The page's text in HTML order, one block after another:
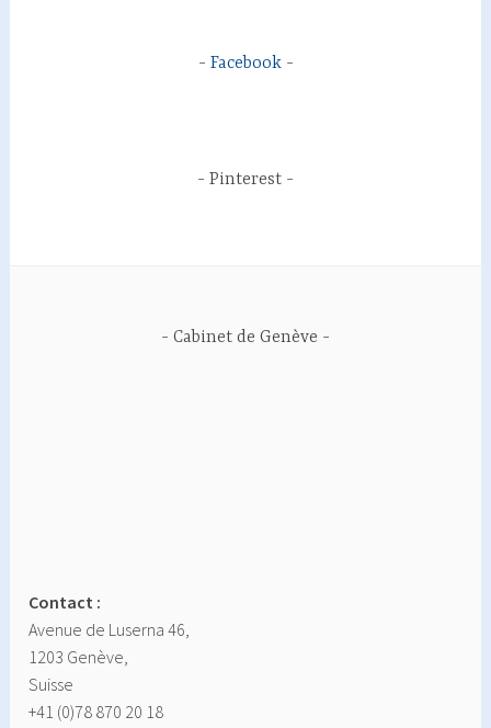
Facebook
Pinterest
Cabinet de Genève
Contact :
Avenue de Luserna 46,
1203 Genève,
Suisse
+41 (0)78 870 20 18